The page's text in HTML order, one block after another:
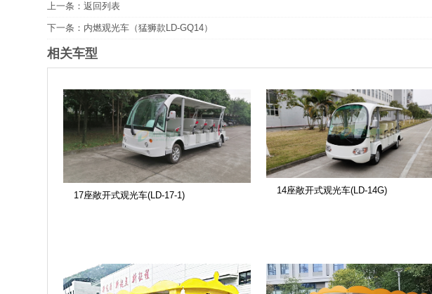
上一条： 返回列表
下一条： 内燃观光车（猛狮款LD-GQ14）
相关车型
17座敞开式观光车(LD-17-1) 14座敞开式观光车(LD-14G)